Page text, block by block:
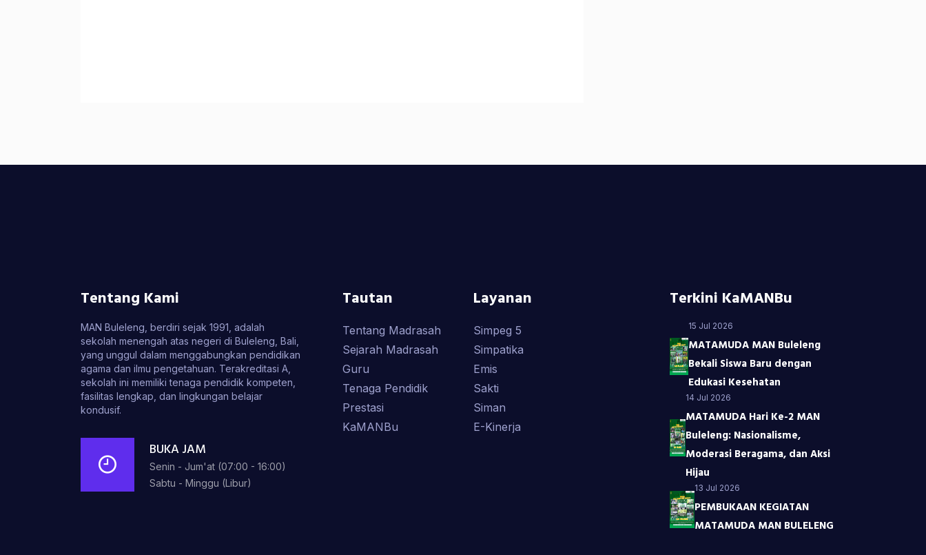
Tentang Kami
MAN Buleleng, berdiri sejak 1991, adalah
sekolah menengah atas negeri di Buleleng, Bali,
yang unggul dalam menggabungkan pendidikan
agama dan ilmu pengetahuan. Terakreditasi A,
sekolah ini memiliki tenaga pendidik kompeten,
fasilitas lengkap, dan lingkungan belajar
kondusif.
BUKA JAM
Senin - Jum'at (07:00 - 16:00)
Sabtu - Minggu (Libur)
Tautan
Tentang Madrasah
Sejarah Madrasah
Guru
Tenaga Pendidik
Prestasi
KaMANBu
Layanan
Simpeg 5
Simpatika
Emis
Sakti
Siman
E-Kinerja
Terkini KaMANBu
15 Jul 2026
MATAMUDA MAN Buleleng
Bekali Siswa Baru dengan
Edukasi Kesehatan
14 Jul 2026
MATAMUDA Hari Ke-2 MAN
Buleleng: Nasionalisme,
Moderasi Beragama, dan Aksi
Hijau
13 Jul 2026
PEMBUKAAN KEGIATAN
MATAMUDA MAN BULELENG